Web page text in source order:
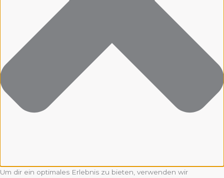
Um dir ein optimales Erlebnis zu bieten, verwenden wir